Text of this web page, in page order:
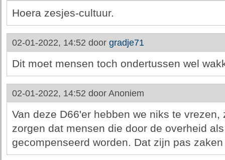
Hoera zesjes-cultuur.
02-01-2022, 14:52 door gradje71
Dit moet mensen toch ondertussen wel
02-01-2022, 14:52 door Anoniem
Van deze D66'er hebben we niks te
zorgen dat mensen die door de overheid
gecompenseerd worden. Dat zijn pas